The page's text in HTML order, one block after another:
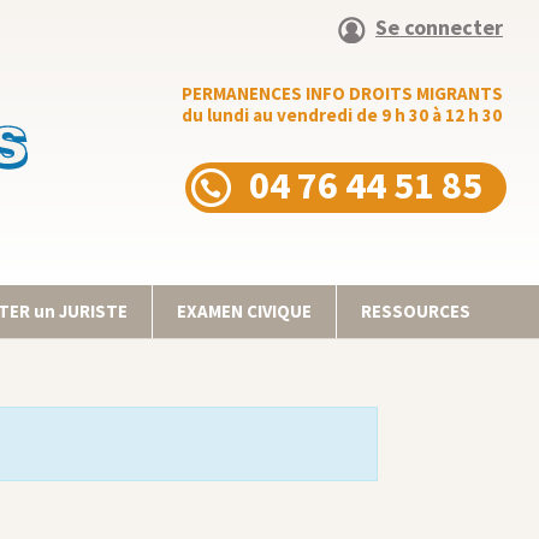
Se connecter
PERMANENCES INFO DROITS MIGRANTS
du lundi au vendredi de 9 h 30 à 12 h 30
04 76 44 51 85
un JURISTE EXAMEN CIVIQUE RESSOURCES